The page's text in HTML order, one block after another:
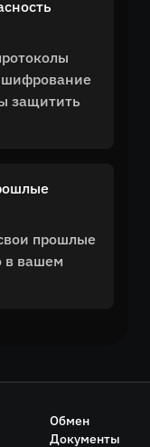
шифрование
защитить
прошлые
в вашем
Обмен
Документы